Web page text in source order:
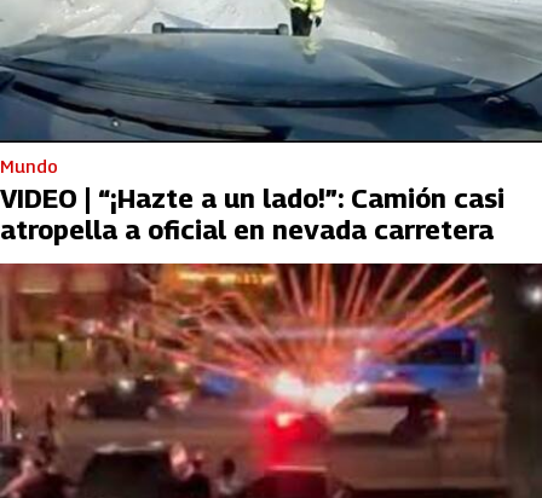
Mundo
VIDEO | “¡Hazte a un lado!”: Camión casi
atropella a oficial en nevada carretera